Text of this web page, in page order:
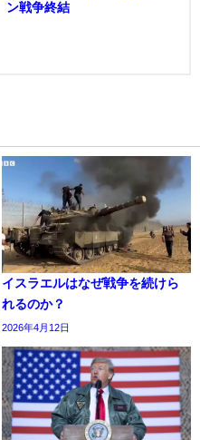
ン戦争終結
イスラエルはなぜ戦争を続けら
れるのか？
2026年4月12日